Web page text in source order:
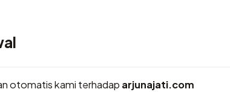
otomatis kami terhadap arjunajati.com